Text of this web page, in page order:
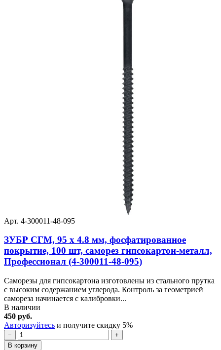
Арт. 4-300011-48-095
ЗУБР СГМ, 95 х 4.8 мм, фосфатированное
покрытие, 100 шт, саморез гипсокартон-металл,
Профессионал (4-300011-48-095)
Саморезы для гипсокартона изготовлены из стального прутка
с высоким содержанием углерода. Контроль за геометрией
самореза начинается с калибровки...
В наличии
450 руб.
Авторизуйтесь и получите скидку 5%
−
+
В корзину